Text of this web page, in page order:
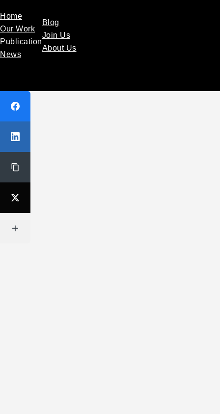
Home
Our Work
Publication
News
Blog
Join Us
About Us